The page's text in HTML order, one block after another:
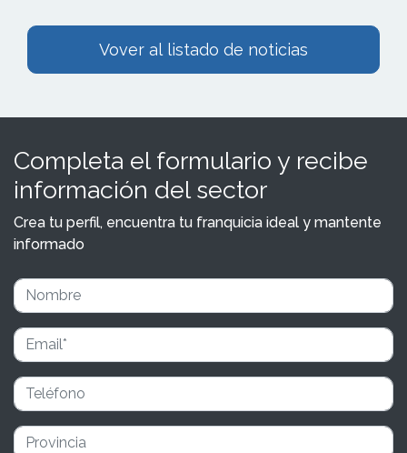
Vover al listado de noticias
Completa el formulario y recibe
información del sector
Crea tu perfil, encuentra tu franquicia ideal y mantente
informado